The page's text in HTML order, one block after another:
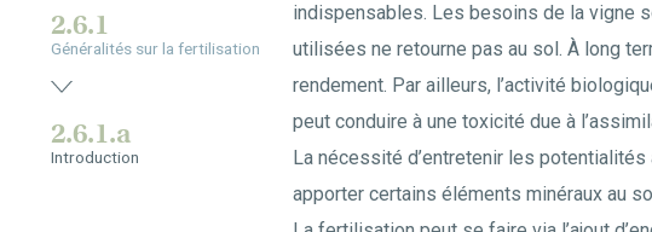
indispensables. Les besoins de la vigne
utilisées ne retourne pas au sol. À long
rendement. Par ailleurs, l’activité
peut conduire à une toxicité due à
La nécessité d’entretenir les
apporter certains éléments minéraux au
2.6.1
Généralités sur la fertilisation
2.6.1.a
Introduction